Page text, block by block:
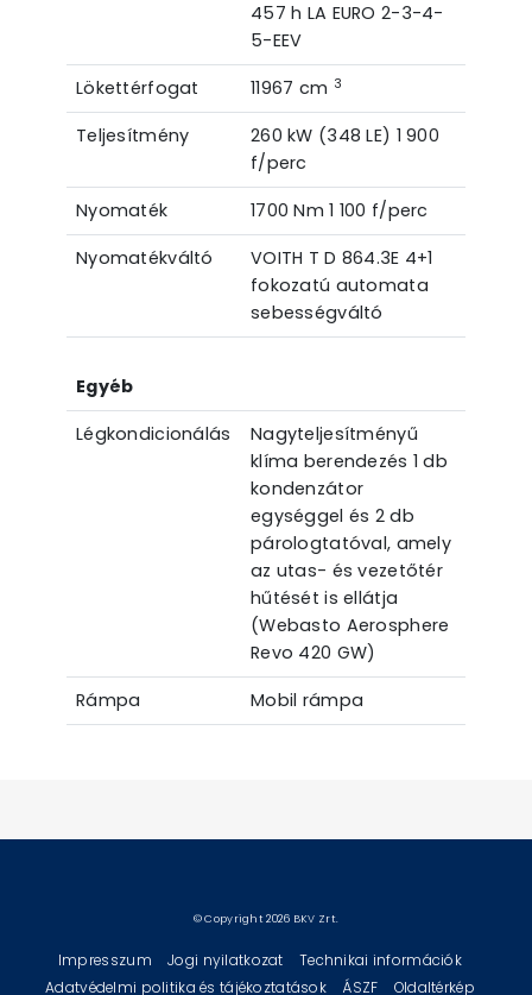
457 h LA EURO 2-3-4-
5-EEV
Lökettérfogat
11967 cm 3
Teljesítmény
260 kW (348 LE) 1 900
f/perc
Nyomaték
1700 Nm 1 100 f/perc
Nyomatékváltó
VOITH T D 864.3E 4+1
fokozatú automata
sebességváltó
Egyéb
Légkondicionálás
Nagyteljesítményű
klíma berendezés 1 db
kondenzátor
egységgel és 2 db
párologtatóval, amely
az utas- és vezetőtér
hűtését is ellátja
(Webasto Aerosphere
Revo 420 GW)
Rámpa
Mobil rámpa
© Copyright 2026 BKV Zrt.
Impresszum Jogi nyilatkozat
Technikai információk
Adatvédelmi politika és tájékoztatások
ÁSZF Oldaltérkép